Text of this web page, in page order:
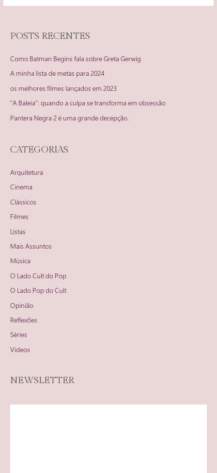
POSTS RECENTES
Como Batman Begins fala sobre Greta Gerwig
A minha lista de metas para 2024
os melhores filmes lançados em 2023
“A Baleia”: quando a culpa se transforma em obsessão
Pantera Negra 2 é uma grande decepção.
CATEGORIAS
Arquitetura
Cinema
Clássicos
Filmes
Listas
Mais Assuntos
Música
O Lado Cult do Pop
O Lado Pop do Cult
Opinião
Reflexões
Séries
Videos
NEWSLETTER